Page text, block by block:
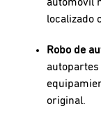
localizado
Robo de
original.